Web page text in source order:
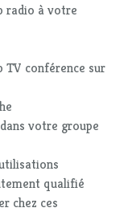
radio à votre
TV conférence sur
votre groupe
qualifié
chez ces